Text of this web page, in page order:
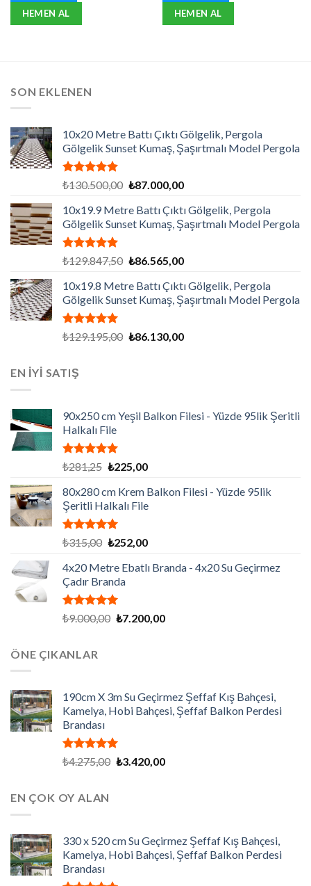
HEMEN AL HEMEN AL
SON EKLENEN
10x20 Metre Battı Çıktı Gölgelik, Pergola
Gölgelik Sunset Kumaş, Şaşırtmalı Model Pergola
5 üzerinden
aldı
₺130.500,00 Orijinal
₺130.500,00.
₺87.000,00Şu
fiyat:
₺87.000,00.
10x19.9 Metre Battı Çıktı Gölgelik, Pergola
Gölgelik Sunset Kumaş, Şaşırtmalı Model Pergola
5 üzerinden
aldı
₺129.847,50 Orijinal
₺129.847,50.
₺86.565,00Şu
fiyat:
₺86.565,00.
10x19.8 Metre Battı Çıktı Gölgelik, Pergola
Gölgelik Sunset Kumaş, Şaşırtmalı Model Pergola
5 üzerinden
₺129.195,00 Orijinal
₺86.130,00Şu
EN İYİ SATIŞ
90x250 cm Yeşil Balkon Filesi - Yüzde 95lik Şeritli
Halkalı File
5 üzerinden
oy
aldı
₺281,25 Orijinal
₺281,25.
₺225,00Şu
fiyat:
₺225,00.
80x280 cm Krem Balkon Filesi - Yüzde 95lik
Şeritli Halkalı File
5 üzerinden
oy
aldı
₺315,00 Orijinal
₺315,00.
₺252,00Şu
fiyat:
4x20 Metre Ebatlı Branda - 4x20 Su Geçirmez
Çadır Branda
5 üzerinden
oy
₺9.000,00 Orijinal
₺7.200,00Şu
ÖNE ÇIKANLAR
190cm X 3m Su Geçirmez Şeffaf Kış Bahçesi,
Kamelya, Hobi Bahçesi, Şeffaf Balkon Perdesi
Brandası
5 üzerinden
oy
₺4.275,00 Orijinal
₺3.420,00Şu
EN ÇOK OY ALAN
330 x 520 cm Su Geçirmez Şeffaf Kış Bahçesi,
Kamelya, Hobi Bahçesi, Şeffaf Balkon Perdesi
Brandası